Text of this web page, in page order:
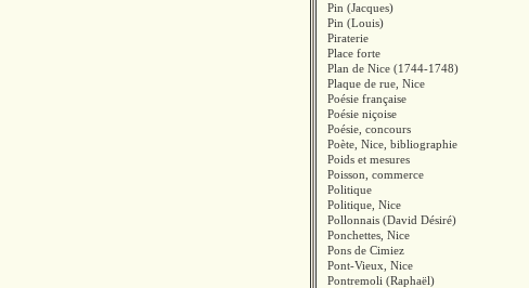
Pin (Jacques)
Pin (Louis)
Piraterie
Place forte
Plan de Nice (1744-1748)
Plaque de rue, Nice
Poésie française
Poésie niçoise
Poésie, concours
Poète, Nice, bibliographie
Poids et mesures
Poisson, commerce
Politique
Politique, Nice
Pollonnais (David Désiré)
Ponchettes, Nice
Pons de Cimiez
Pont-Vieux, Nice
Pontremoli (Raphaël)